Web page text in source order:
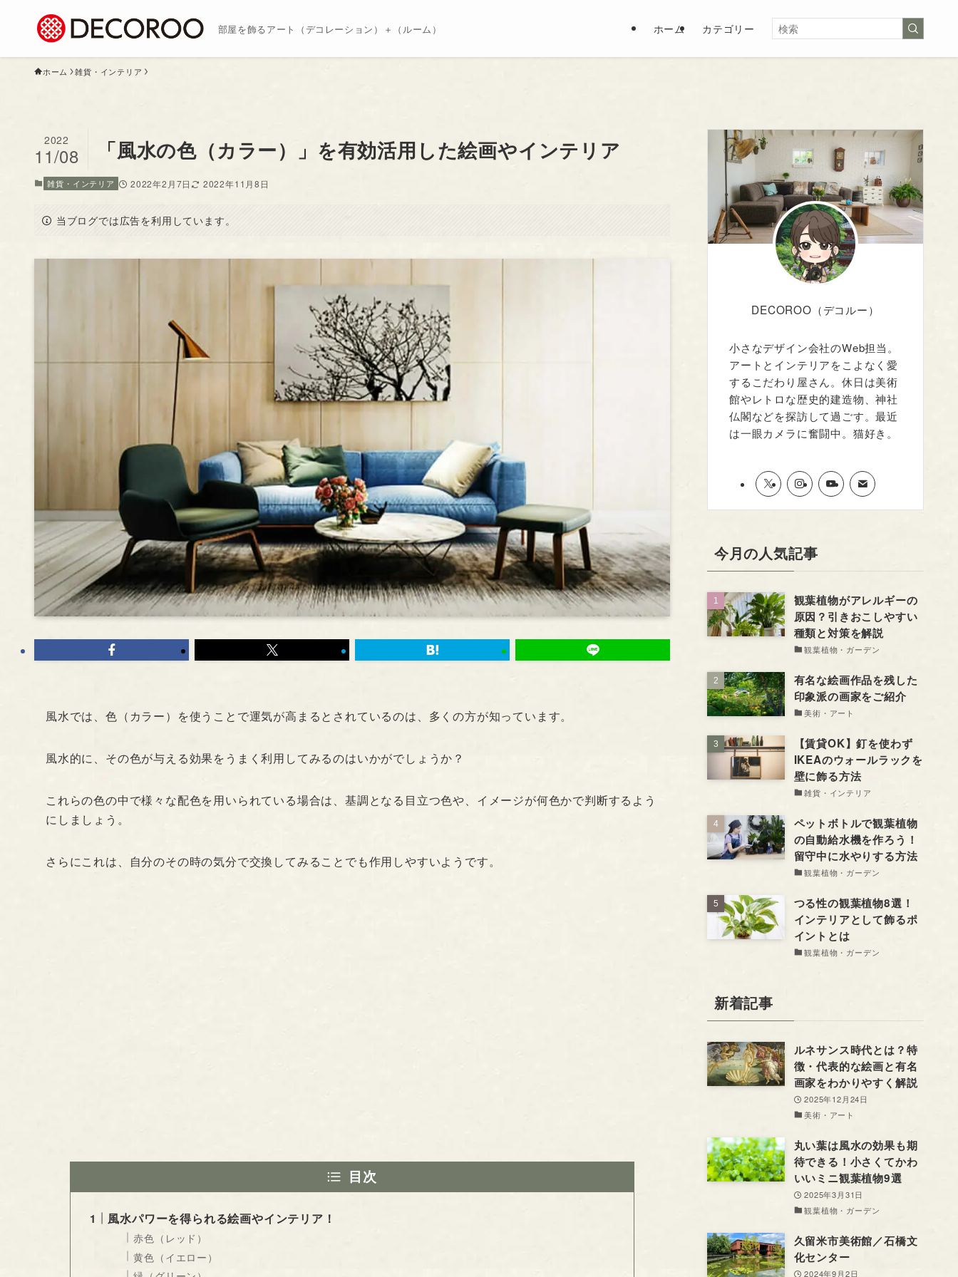
部屋を飾るアート（デコレーション）＋（ルーム） ホーム カテゴリー
ホーム 雑貨・インテリア
「風水の色（カラー）」を有効活用した絵画やインテリア
2022
11/08
雑貨・インテリア 2022年2月7日 2022年11月8日
当ブログでは広告を利用しています。
風水では、色（カラー）を使うことで運気が高まるとされているのは、多くの方が知っています。
風水的に、その色が与える効果をうまく利用してみるのはいかがでしょうか？
これらの色の中で様々な配色を用いられている場合は、基調となる目立つ色や、イメージが何色かで判断するよう
にしましょう。
さらにこれは、自分のその時の気分で交換してみることでも作用しやすいようです。
目次
風水パワーを得られる絵画やインテリア！
赤色（レッド）
黄色（イエロー）
DECOROO（デコルー）
小さなデザイン会社のWeb担当。
アートとインテリアをこよなく愛
するこだわり屋さん。休日は美術
館やレトロな歴史的建造物、神社
仏閣などを探訪して過ごす。最近
は一眼カメラに奮闘中。猫好き。
今月の人気記事
観葉植物がアレルギーの
原因？引きおこしやすい
種類と対策を解説
観葉植物・ガーデン
有名な絵画作品を残した
印象派の画家をご紹介
美術・アート
【賃貸OK】釘を使わず
IKEAのウォールラックを
壁に飾る方法
雑貨・インテリア
ペットボトルで観葉植物
の自動給水機を作ろう！
留守中に水やりする方法
観葉植物・ガーデン
つる性の観葉植物8選！
インテリアとして飾るポ
イントとは
観葉植物・ガーデン
新着記事
ルネサンス時代とは？特
徴・代表的な絵画と有名
画家をわかりやすく解説
2025年12月24日
美術・アート
丸い葉は風水の効果も期
待できる！小さくてかわ
いいミニ観葉植物9選
2025年3月31日
観葉植物・ガーデン
久留米市美術館／石橋文
化センター
2024年9月2日